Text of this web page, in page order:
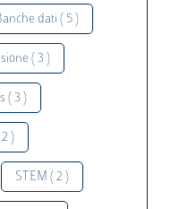
dati ( 5 )
( 3 )
( 3 )
2 )
STEM ( 2 )